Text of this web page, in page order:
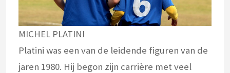
MICHEL PLATINI
Platini was een van de leidende figuren van de
jaren 1980. Hij begon zijn carrière met veel